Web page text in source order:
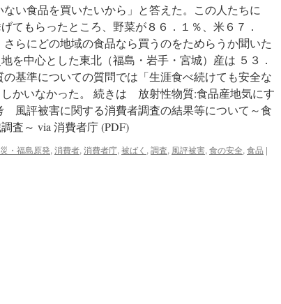
い食品を買いたいから」と答えた。この人たちに
てもらったところ、野菜が８６．１％、米６７．
らにどの地域の食品なら買うのをためらうか聞いた
を中心とした東北（福島・岩手・宮城）産は ５３．
基準についての質問では「生涯食べ続けても安全な
かいなかった。 続きは 放射性物質:食品産地気にす
評被害に関する消費者調査の結果等について～食
査～ via 消費者庁 (PDF)
・福島原発, 消費者, 消費者庁, 被ばく , 調査, 風評被害, 食の安全, 食品 |